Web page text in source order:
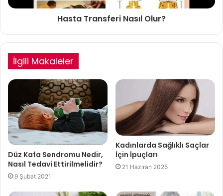
Hasta Transferi Nasıl Olur?
İlgili Makaleler
Düz Kafa Sendromu Nedir,
Nasıl Tedavi Ettirilmelidir?
9 Şubat 2021
Kadınlarda Sağlıklı Saçlar
İçin İpuçları
21 Haziran 2025